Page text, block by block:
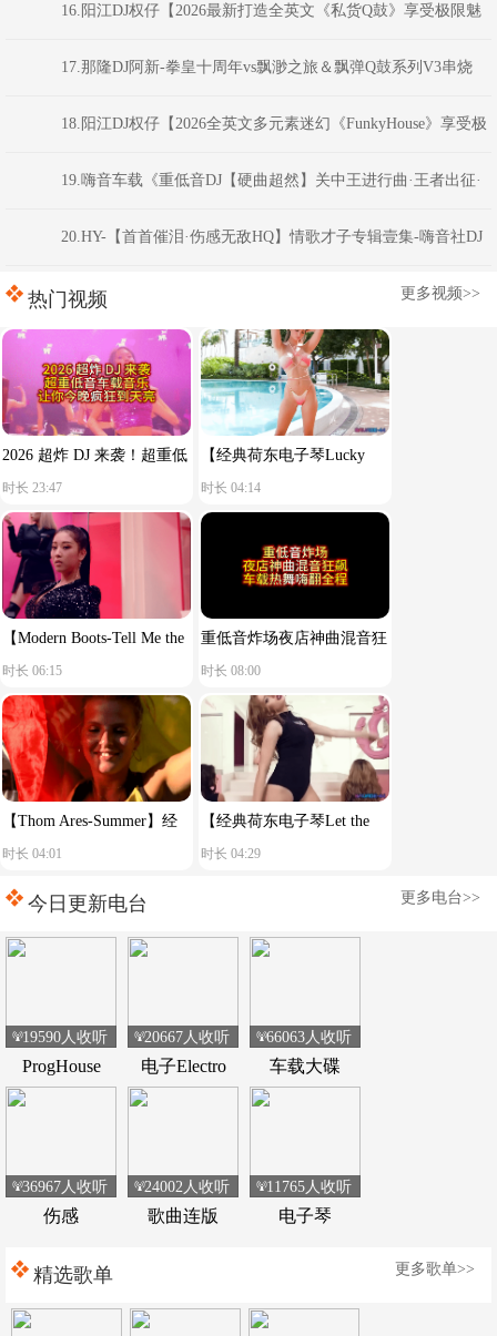
极限魅力车载大碟】
16.阳江DJ权仔【2026最新打造全英文《私货Q鼓》享受极限魅
力车载大碟】17.那隆DJ阿新-拳皇十周年vs飘渺之旅＆飘弹Q鼓系列V3串烧
18.阳江DJ权仔【2026全英文多元素迷幻《FunkyHouse》享受极
限魅力车载大碟】
19.嗨音车载《重低音DJ【硬曲超然】关中王进行曲·王者出征·
慢到快开车不犯困英文串烧》 河南Dj彦航
20.HY-【首首催泪·伤感无敌HQ】情歌才子专辑壹集-嗨音社DJ
彦航热门视频 更多视频>>
2026 超炸 DJ 来袭！超重低
音车载音乐，让你今晚疯狂
到天亮！
时长 23:47
【经典荷东电子琴Lucky
star】舒服节奏
时长 04:14
【Modern Boots-Tell Me the
Reason You Said Goodbye】
时长 06:15
重低音炸场夜店神曲混音狂
飙车载热舞嗨翻全程
时长 08:00
【Thom Ares-Summer】经
典荷东电音
时长 04:01
【经典荷东电子琴Let the
music play】舒服节奏
时长 04:29
今日更新电台 更多电台>>
ProgHouse
19590人收听
电子Electro
20667人收听
车载大碟
66063人收听
伤感
36967人收听
歌曲连版
24002人收听
电子琴
11765人收听
精选歌单 更多歌单>>